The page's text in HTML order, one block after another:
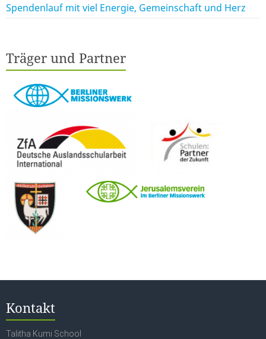
Spendenlauf mit viel Energie, Gemeinschaft und Herz
Träger und Partner
Kontakt
Talitha Kumi School